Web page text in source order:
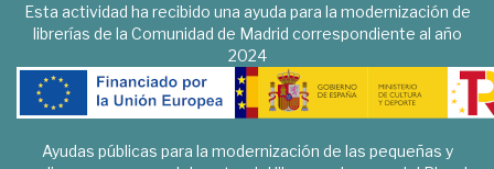
Esta actividad ha recibido una ayuda para la modernización de
librerías de la Comunidad de Madrid correspondiente al año
2024
Ayudas públicas para la modernización de las pequeñas y